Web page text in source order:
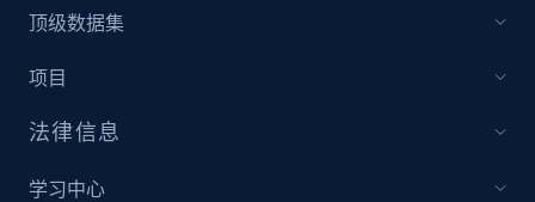
Sku, Product id, Product name, Manufacturer,
and more.
顶级数据集
项目
法律信息
学习中心